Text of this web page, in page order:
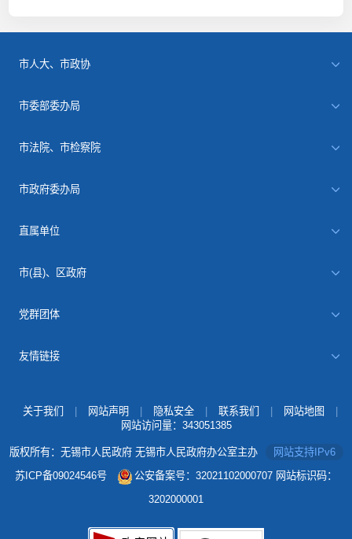
市人大、市政协
市委部委办局
市法院、市检察院
市政府委办局
直属单位
市(县)、区政府
党群团体
友情链接
关于我们 网站声明 隐私安全 联系我们 网站地图
网站访问量： 343051385
版权所有：无锡市人民政府 无锡市人民政府办公室主办
网站支持IPv6
苏ICP备09024546号
公安备案号：32021102000707 网站标识码：
3202000001